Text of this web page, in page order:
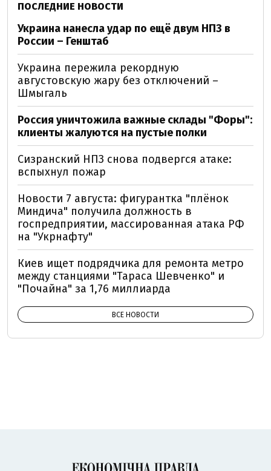
ПОСЛЕДНИЕ НОВОСТИ
Украина нанесла удар по ещё двум НПЗ в
России – Генштаб
Украина пережила рекордную
августовскую жару без отключений –
Шмыгаль
Россия уничтожила важные склады "Форы":
клиенты жалуются на пустые полки
Сизранский НПЗ снова подвергся атаке:
вспыхнул пожар
Новости 7 августа: фигурантка "плёнок
Миндича" получила должность в
госпредприятии, массированная атака РФ
на "Укрнафту"
Киев ищет подрядчика для ремонта метро
между станциями "Тараса Шевченко" и
"Почайна" за 1,76 миллиарда
ВСЕ НОВОСТИ